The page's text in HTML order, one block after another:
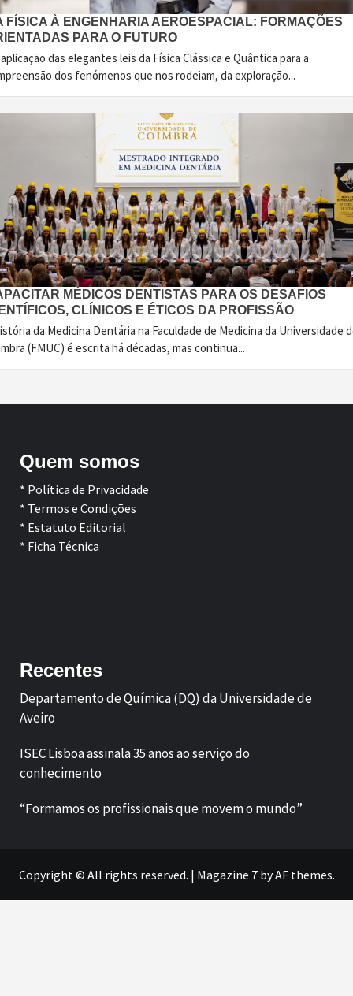
FÍSICA À ENGENHARIA AEROESPACIAL: FORMAÇÕES
PARA O FUTURO
das elegantes leis da Física Clássica e Quântica para a
dos fenómenos que nos rodeiam, da exploração...
MÉDICOS DENTISTAS PARA OS DESAFIOS
CLÍNICOS E ÉTICOS DA PROFISSÃO
da Medicina Dentária na Faculdade de Medicina da Universidade
(FMUC) é escrita há décadas, mas continua...
Quem somos
* Política de Privacidade
* Termos e Condições
* Estatuto Editorial
* Ficha Técnica
Recentes
Departamento de Química (DQ) da Universidade de
Aveiro
ISEC Lisboa assinala 35 anos ao serviço do
conhecimento
“Formamos os profissionais que movem o mundo”
Copyright © All rights reserved. | Magazine 7by AF themes.